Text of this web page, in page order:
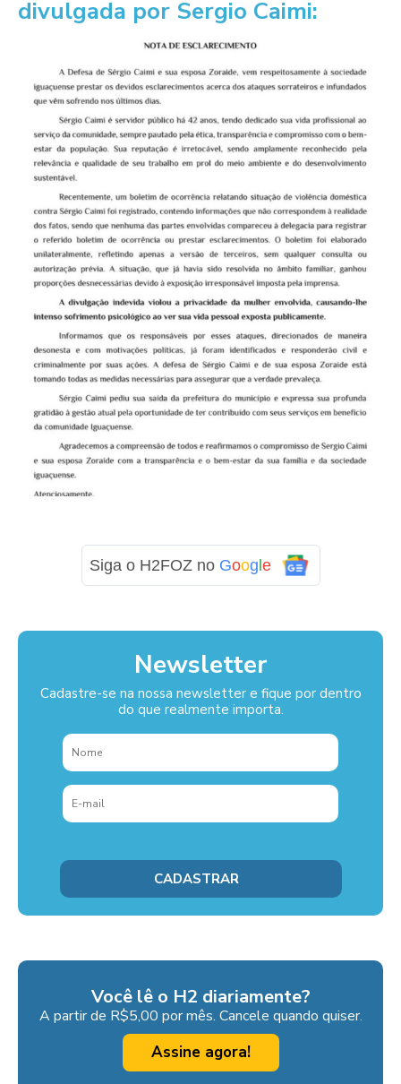
divulgada por Sergio Caimi:
Siga o H2FOZ no Google
Newsletter
Cadastre-se na nossa newsletter e fique por dentro
do que realmente importa.
Você lê o H2 diariamente?
A partir de R$5,00 por mês. Cancele quando quiser.
Assine agora!